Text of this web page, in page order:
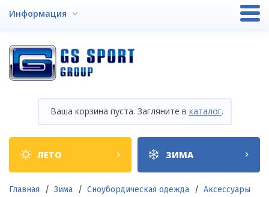
Информация
Ваша корзина пуста. Загляните в каталог.
Shop
categories
ЛЕТО ЗИМА
Строка
Главная Зима Сноубордическая одежда Аксессуары